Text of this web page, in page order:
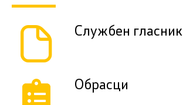
Службен гласник
Обрасци